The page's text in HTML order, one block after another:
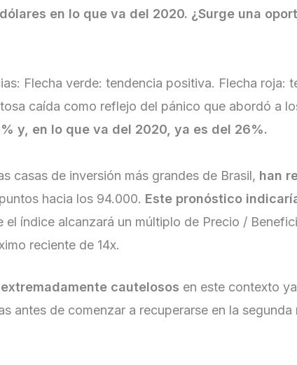
en lo que va del 2020. ¿Surge una
Flecha verde: tendencia positiva. Flecha roja:
caída como reflejo del pánico que abordó a
y, en lo que va del 2020, ya es del 26%.
casas de inversión más grandes de Brasil, han
hacia los 94.000. Este pronóstico
el índice alcanzará un múltiplo de Precio /
reciente de 14x.
cautelosos en este contexto
antes de comenzar a recuperarse en la